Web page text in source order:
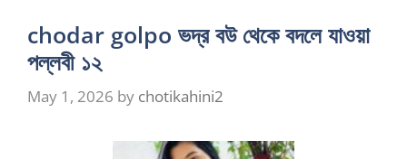
chodar golpo ভদ্র বউ থেকে বদলে যাওয়া
পল্লবী ১২
May 1, 2026 by chotikahini2